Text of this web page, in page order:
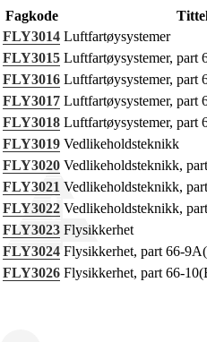
Fagenes relevans og sentrale
Kjerneelementer
Tverrfaglige temaer
Grunnleggende ferdigheter
Fagkode
FLY3014 Luftfartøysystemer
FLY3015 Luftfartøysystemer, part
FLY3016 Luftfartøysystemer, part
FLY3017 Luftfartøysystemer, part
FLY3018 Luftfartøysystemer, part
FLY3019 Vedlikeholdsteknikk
FLY3020 Vedlikeholdsteknikk,
FLY3021 Vedlikeholdsteknikk,
FLY3022 Vedlikeholdsteknikk,
FLY3023 Flysikkerhet
FLY3024 Flysikkerhet, part 66-
FLY3026 Flysikkerhet, part 66-